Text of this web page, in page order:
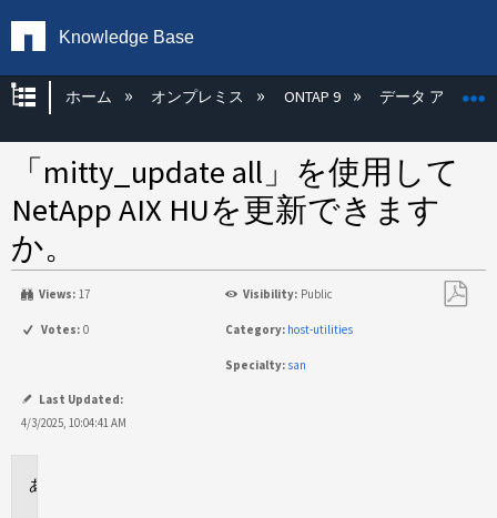
Knowledge Base
グローバル階層を展開/折りたたむ
ホーム オンプレミス ONTAP 9 データ アクセス
「mitty_update all」を使用して
NetApp AIX HUを更新できます
か。
Views: 17 Visibility: Public
Votes: 0 Category: host-utilities
Specialty: san
Last Updated:
4/3/2025, 10:04:41 AM